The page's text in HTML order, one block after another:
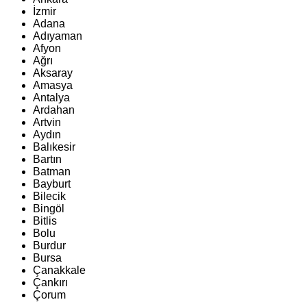
İzmir
Adana
Adıyaman
Afyon
Ağrı
Aksaray
Amasya
Antalya
Ardahan
Artvin
Aydın
Balıkesir
Bartın
Batman
Bayburt
Bilecik
Bingöl
Bitlis
Bolu
Burdur
Bursa
Çanakkale
Çankırı
Çorum